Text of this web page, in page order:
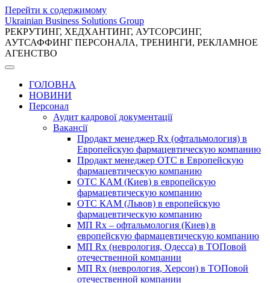
Перейти к содержимому
Ukrainian Business Solutions Group
РЕКРУТИНГ, ХЕДХАНТИНГ, АУТСОРСИНГ,
АУТСАФФИНГ ПЕРСОНАЛА, ТРЕНИНГИ, РЕКЛАМНОЕ
АГЕНСТВО
ГОЛОВНА
НОВИНИ
Персонал
Аудит кадрової документації
Вакансії
Продакт менеджер Rx (офтальмология) в
Европейскую фармацевтическую компанию
Продакт менеджер ОТС в Европейскую
фармацевтическую компанию
ОТС КАМ (Киев) в европейскую
фармацевтическую компанию
ОТС КАМ (Львов) в европейскую
фармацевтическую компанию
МП Rx – офтальмология (Киев) в
европейскую фармацевтическую компанию
МП Rx (неврология, Одесса) в ТОПовой
отечественной компании
МП Rx (неврология, Херсон) в ТОПовой
отечественной компании